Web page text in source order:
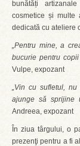
bunătăți
cosmetice și
dedicată cu ateliere
„Pentru mine, a
bucurie pentru
Vulpe, expozant
„Vin cu sufletul,
ajunge să sprijine
Andreea, expozant
În ziua târgului, o
prezenţi pentru a fi